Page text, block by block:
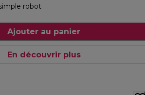
robot
Ajouter au panier
En découvrir plus